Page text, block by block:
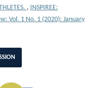
, INSPIREE:
Vol. 1 No. 1 (2020): January